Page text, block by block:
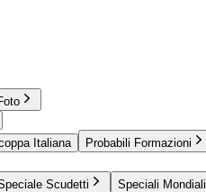
Italiana Probabili Formazioni
Scudetti Speciali Mondiali